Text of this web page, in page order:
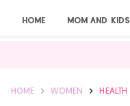
HOME MOM AND KIDS
HOME WOMEN HEALTH